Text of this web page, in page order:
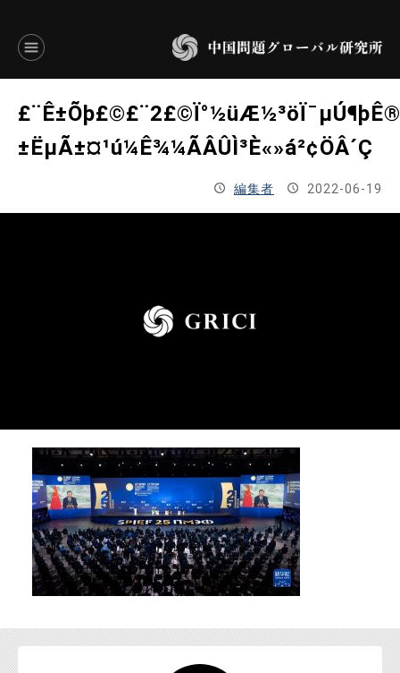
言語別アーカイブ
ENGLISH
お問い合わせ
±ËµÃ±¤¹ú¼Ê¾­¼ÃÂÛÌ³È«»á²¢ÖÂ´Ç
編集者 2022-06-19